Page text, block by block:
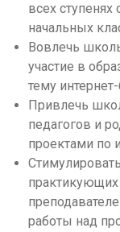
всех ступенях
начальных
Вовлечь
участие в
тему
Привлечь
педагогов и
проектами по
работы над